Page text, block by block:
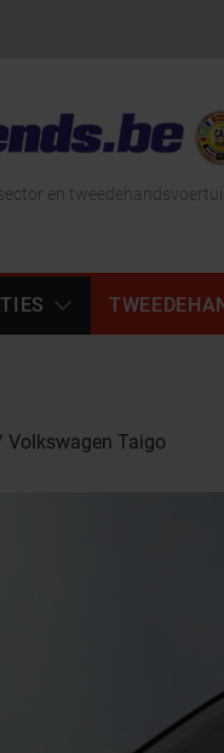
en
Volkswagen Taigo